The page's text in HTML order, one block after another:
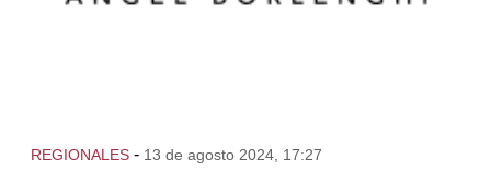
REGIONALES - 13 de agosto 2024, 17:27